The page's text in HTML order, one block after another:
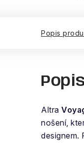
Popis
Altra
nošení,
designem.